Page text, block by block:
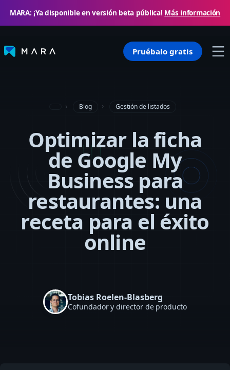
MARA: ¡Ya disponible en versión beta pública! Más información
Pruébalo gratis
Blog Gestión de listados
Optimizar la ficha
de Google My
Business para
restaurantes: una
receta para el éxito
online
Tobias Roelen-Blasberg
Cofundador y director de producto